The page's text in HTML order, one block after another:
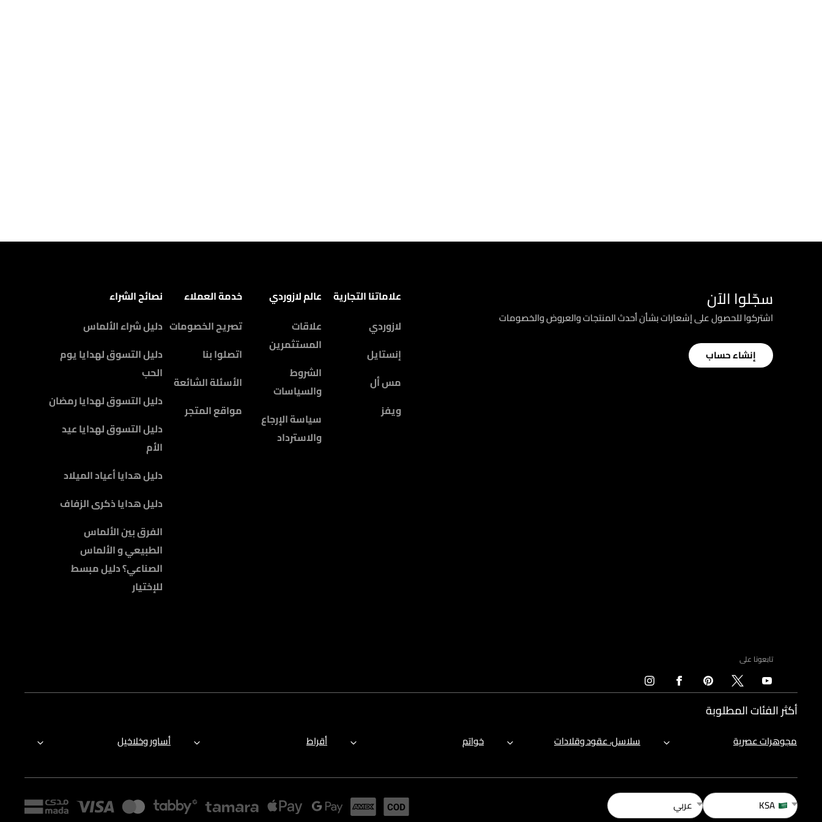
سجّلوا الآن
اشتركوا للحصول على إشعارات بشأن أحدث المنتجات والعروض والخصومات
إنشاء حساب
علاماتنا التجارية
لازوردي
إنستايل
مس أل
ويفز
عالم لازوردي
علاقات
المستثمرين
الشروط
والسياسات
سياسة الإرجاع
والاسترداد
خدمة العملاء
تصريح الخصومات
اتصلوا بنا
الأسئلة الشائعة
مواقع المتجر
نصائح الشراء
دليل شراء الألماس
دليل التسوق لهدايا يوم
الحب
دليل التسوق لهدايا رمضان
دليل التسوق لهدايا عيد
الأم
دليل هدايا أعياد الميلاد
دليل هدايا ذكرى الزفاف
الفرق بين الألماس
الطبيعي و الألماس
الصناعي؟ دليل مبسط
للإختيار
تابعونا على
أكثر الفئات المطلوبة
مجوهرات عصرية سلاسل، عقود وقلادات خواتم أقراط أساور وخلاخيل
KSA عربي